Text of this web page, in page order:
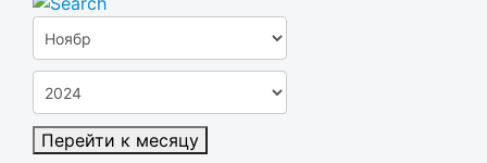
Перейти к месяцу